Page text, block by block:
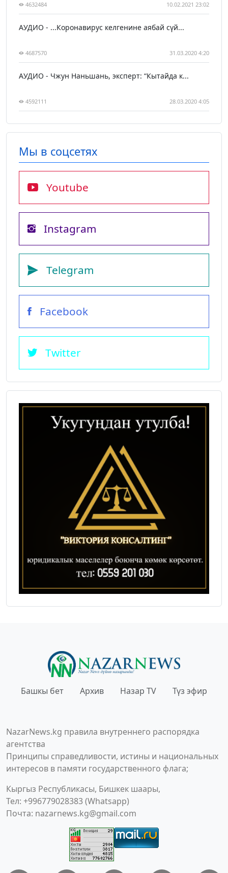
4632484 10.02.2021 23:02
АУДИО - ...Коронавирус келгенине аябай сүй...
4687570 31.03.2020 4:20
АУДИО - Чжун Наньшань, эксперт: “Кытайда к...
4592111 28.03.2020 4:05
Мы в соцсетях
Youtube
Instagram
Telegram
Facebook
Twitter
Башкы бет Архив Назар TV Түз эфир
NazarNews.kg правила внутреннего распорядка
агентства
Принципы справедливости, истины и национальных
интересов в памяти государственного флага;
Кыргыз Республикасы, Бишкек шаары,
Тел: +996779028383 (Whatsapp)
Почта: nazarnews.kg@gmail.com